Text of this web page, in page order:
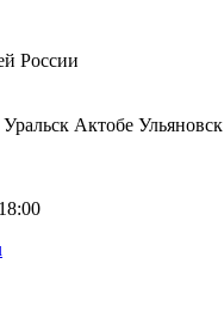
России
Уральск Актобе Ульяновск